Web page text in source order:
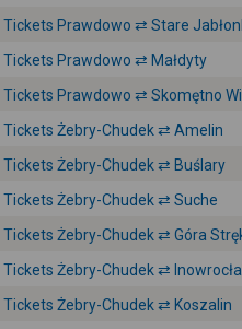
Tickets Prawdowo ⇄ Stare
Tickets Prawdowo ⇄ Małdyty
Tickets Prawdowo ⇄ Skomętno
Tickets Żebry-Chudek ⇄ Amelin
Tickets Żebry-Chudek ⇄ Buślary
Tickets Żebry-Chudek ⇄ Suche
Tickets Żebry-Chudek ⇄ Góra
Tickets Żebry-Chudek ⇄
Tickets Żebry-Chudek ⇄ Koszalin